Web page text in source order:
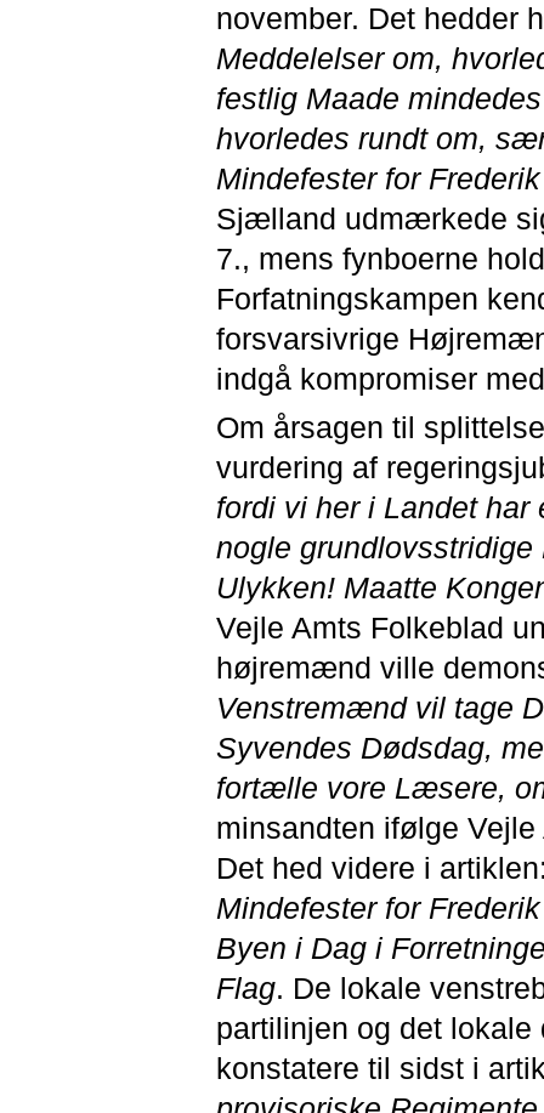
november. Det hedder
Meddelelser om,
festlig Maade
hvorledes rundt om,
Mindefester for
Sjælland udmærkede
7., mens fynboerne
Forfatningskampen
forsvarsivrige
indgå kompromiser
Om årsagen til
vurdering af
fordi vi her i Landet har
nogle
Ulykken! Maatte
Vejle Amts Folkeblad
højremænd ville
Venstremænd vil tage
Syvendes Dødsdag,
fortælle vore Læsere,
minsandten ifølge
Det hed videre i
Mindefester for
Byen i Dag i
Flag. De lokale
partilinjen og det
konstatere til sidst i